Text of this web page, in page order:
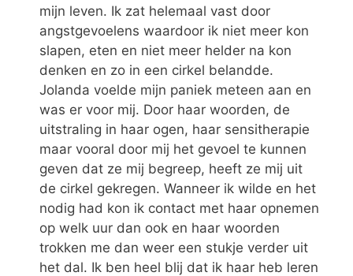
mijn leven. Ik zat helemaal vast door
angstgevoelens waardoor ik niet meer kon
slapen, eten en niet meer helder na kon
denken en zo in een cirkel belandde.
Jolanda voelde mijn paniek meteen aan en
was er voor mij. Door haar woorden, de
uitstraling in haar ogen, haar sensitherapie
maar vooral door mij het gevoel te kunnen
geven dat ze mij begreep, heeft ze mij uit
de cirkel gekregen. Wanneer ik wilde en het
nodig had kon ik contact met haar opnemen
op welk uur dan ook en haar woorden
trokken me dan weer een stukje verder uit
het dal. Ik ben heel blij dat ik haar heb leren